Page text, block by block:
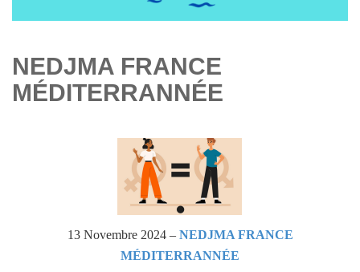
NEDJMA FRANCE
MÉDITERRANNÉE
13 Novembre 2024 – NEDJMA FRANCE
MÉDITERRANNÉE